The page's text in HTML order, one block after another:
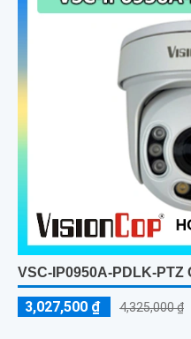
VSC-IP0950A-PDLK-PTZ
3,027,500 ₫ 4,325,000 ₫